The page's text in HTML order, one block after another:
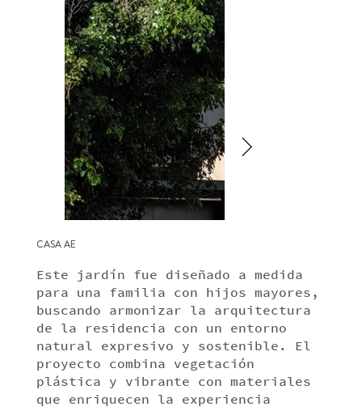
CASA AE
Este jardín fue diseñado a medida
para una familia con hijos mayores,
buscando armonizar la arquitectura
de la residencia con un entorno
natural expresivo y sostenible. El
proyecto combina vegetación
plástica y vibrante con materiales
que enriquecen la experiencia